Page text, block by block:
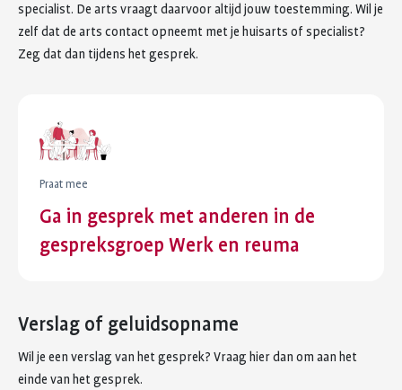
specialist. De arts vraagt daarvoor altijd jouw toestemming. Wil je
zelf dat de arts contact opneemt met je huisarts of specialist?
Zeg dat dan tijdens het gesprek.
Praat mee
Ga in gesprek met anderen in de
gespreksgroep Werk en reuma
Verslag of geluidsopname
Wil je een verslag van het gesprek? Vraag hier dan om aan het
einde van het gesprek.